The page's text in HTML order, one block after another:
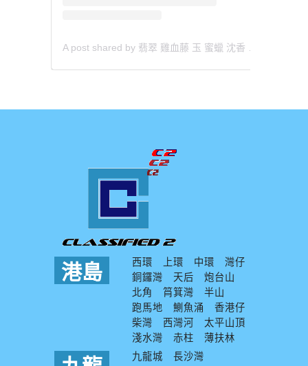
港島 西環 上環 中環
灣仔
銅鑼灣
天后
炮台山
北角
筲箕灣
半山
跑馬地
鰂魚涌
香港仔
柴灣
西灣河
太平山頂
淺水灣
赤柱 薄扶林
九龍城 長沙灣